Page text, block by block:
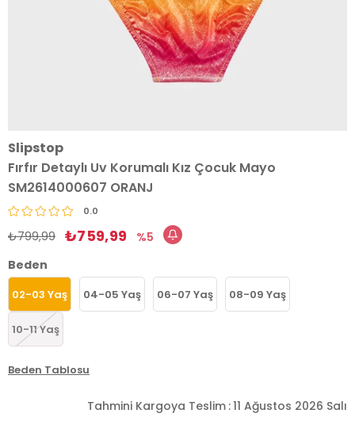
Slipstop
Fırfır Detaylı Uv Korumalı Kız Çocuk Mayo
SM2614000607 ORANJ
0.0
₺799,99 ₺759,99
5
Beden
02-03 Yaş 04-05 Yaş 06-07 Yaş 08-09 Yaş
10-11 Yaş
Beden Tablosu
Tahmini Kargoya Teslim :11 Ağustos 2026 Salı